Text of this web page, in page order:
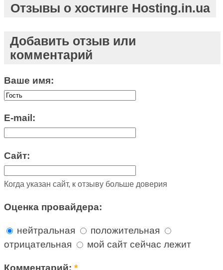
Отзывы о хостинге Hosting.in.ua
Добавить отзыв или
комментарий
Ваше имя:
E-mail:
Сайт:
Когда указан сайт, к отзыву больше доверия
Оценка провайдера:
нейтральная
положительная
отрицательная
мой сайт сейчас лежит
Комментарий:*